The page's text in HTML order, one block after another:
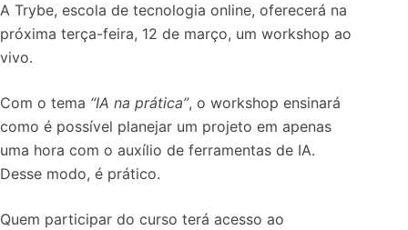
A Trybe, escola de tecnologia online, oferecerá na
próxima terça-feira, 12 de março, um workshop ao
vivo.
Com o tema “IA na prática”, o workshop ensinará
como é possível planejar um projeto em apenas
uma hora com o auxílio de ferramentas de IA.
Desse modo, é prático.
Quem participar do curso terá acesso ao